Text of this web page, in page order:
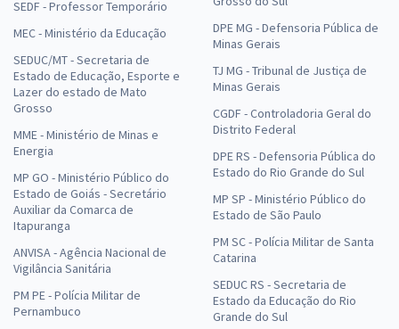
SEDF - Professor Temporário
MEC - Ministério da Educação
SEDUC/MT - Secretaria de
Estado de Educação, Esporte e
Lazer do estado de Mato
Grosso
MME - Ministério de Minas e
Energia
MP GO - Ministério Público do
Estado de Goiás - Secretário
Auxiliar da Comarca de
Itapuranga
ANVISA - Agência Nacional de
Vigilância Sanitária
PM PE - Polícia Militar de
Pernambuco
DPE MG - Defensoria Pública de
Minas Gerais
TJ MG - Tribunal de Justiça de
Minas Gerais
CGDF - Controladoria Geral do
Distrito Federal
DPE RS - Defensoria Pública do
Estado do Rio Grande do Sul
MP SP - Ministério Público do
Estado de São Paulo
PM SC - Polícia Militar de Santa
Catarina
SEDUC RS - Secretaria de
Estado da Educação do Rio
Grande do Sul